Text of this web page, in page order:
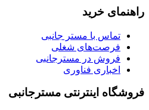
راهنمای خرید
تماس با مستر جانبی
فرصت‌های شغلی
فروش در مسترجانبی
اخباری فناوری
فروشگاه اینترنتی مسترجانبی